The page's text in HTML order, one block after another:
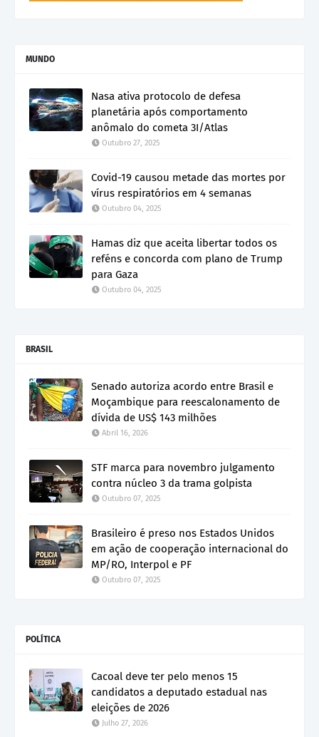
MUNDO
Nasa ativa protocolo de defesa
planetária após comportamento
anômalo do cometa 3I/Atlas
Outubro 27, 2025
Covid-19 causou metade das mortes por
vírus respiratórios em 4 semanas
Outubro 04, 2025
Hamas diz que aceita libertar todos os
reféns e concorda com plano de Trump
para Gaza
Outubro 04, 2025
BRASIL
Senado autoriza acordo entre Brasil e
Moçambique para reescalonamento de
dívida de US$ 143 milhões
Abril 16, 2026
STF marca para novembro julgamento
contra núcleo 3 da trama golpista
Outubro 07, 2025
Brasileiro é preso nos Estados Unidos
em ação de cooperação internacional do
MP/RO, Interpol e PF
Outubro 07, 2025
POLÍTICA
Cacoal deve ter pelo menos 15
candidatos a deputado estadual nas
eleições de 2026
Julho 27, 2026